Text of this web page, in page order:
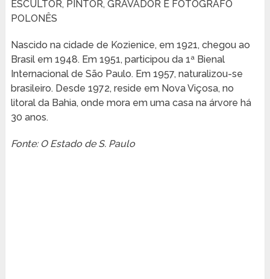
ESCULTOR, PINTOR, GRAVADOR E FOTÓGRAFO
POLONÊS
Nascido na cidade de Kozienice, em 1921, chegou ao
Brasil em 1948. Em 1951, participou da 1ª Bienal
Internacional de São Paulo. Em 1957, naturalizou-se
brasileiro. Desde 1972, reside em Nova Viçosa, no
litoral da Bahia, onde mora em uma casa na árvore há
30 anos.
Fonte: O Estado de S. Paulo